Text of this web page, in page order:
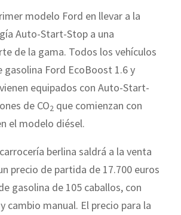
modelo Ford en llevar a la
Auto-Start-Stop a una
de la gama. Todos los vehículos
Ford EcoBoost 1.6 y
equipados con Auto-Start-
de CO2 que comienzan con
el modelo diésel.
berlina saldrá a la venta
precio de partida de 17.700 euros
gasolina de 105 caballos, con
cambio manual. El precio para la